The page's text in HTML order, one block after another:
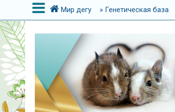
В
х
о
д
Мир дегу » Генетическая база